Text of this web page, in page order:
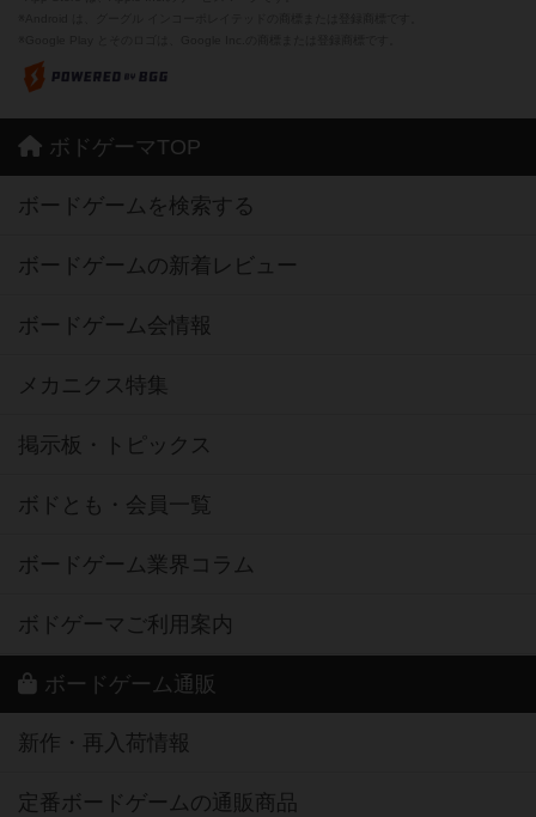
ボドゲーマTOP
ボードゲームを検索する
ボードゲームの新着レビュー
ボードゲーム会情報
メカニクス特集
掲示板・トピックス
ボドとも・会員一覧
ボードゲーム業界コラム
ボドゲーマご利用案内
ボードゲーム通販
新作・再入荷情報
定番ボードゲームの通販商品